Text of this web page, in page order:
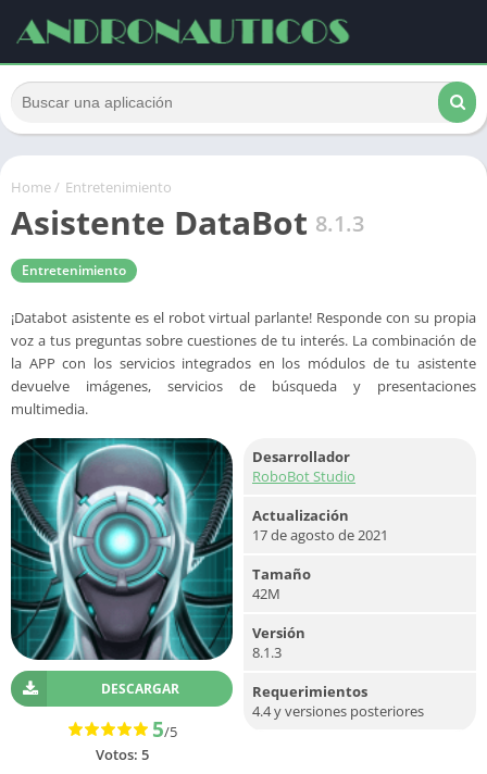
Home/ Entretenimiento
Asistente DataBot 8.1.3
Entretenimiento
¡Databot asistente es el robot virtual parlante! Responde con su propia
voz a tus preguntas sobre cuestiones de tu interés. La combinación de
la APP con los servicios integrados en los módulos de tu asistente
devuelve imágenes, servicios de búsqueda y presentaciones
multimedia.
DESCARGAR
5/5
Votos: 5
Desarrollador
RoboBot Studio
Actualización
17 de agosto de 2021
Tamaño
42M
Versión
8.1.3
Requerimientos
4.4 y versiones posteriores